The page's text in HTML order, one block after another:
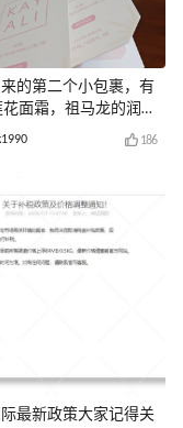
的第二个小包裹，有
花面霜，祖马龙的润唇
186
最新政策大家记得关